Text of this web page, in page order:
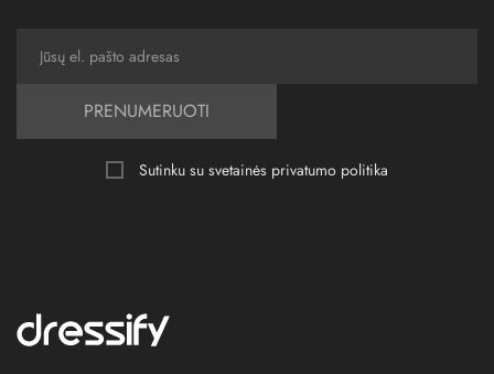
PRENUMERUOTI
Sutinku su svetainės privatumo politika